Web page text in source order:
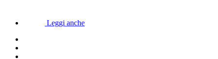
Leggi anche